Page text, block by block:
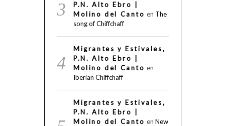
P.N. Alto Ebro |
Molino del Canto en The
song of Chiffchaff
Migrantes y Estivales,
P.N. Alto Ebro |
Molino del Canto en
Iberian Chiffchaff
Migrantes y Estivales,
P.N. Alto Ebro |
Molino del Canto en New